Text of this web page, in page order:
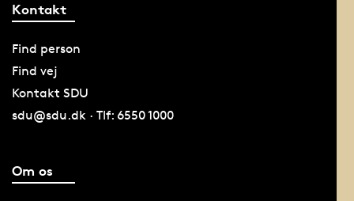
Kontakt
Find person
Find vej
Kontakt SDU
sdu@sdu.dk · Tlf: 6550 1000
Om os